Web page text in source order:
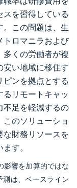
を習得している
。この問題は、生
トロマニラおよび
多くの労働者が複
安い地域に移住す
ピンを拠点とする
リモートキャッ
不足を軽減するの
のソリューショ
な財務リソースを
す。
影響を加算的ではな
測は、ベースライン